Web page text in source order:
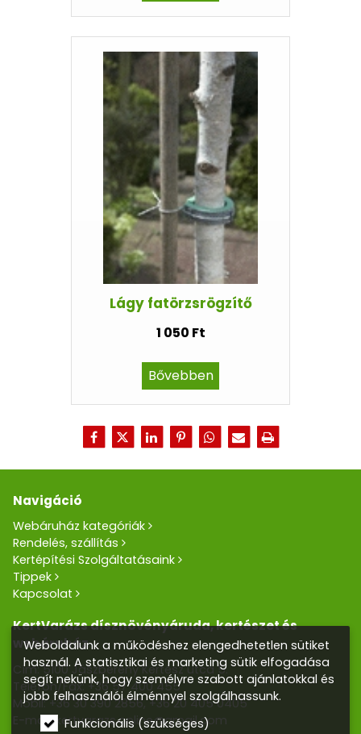
Lágy fatörzsrögzítő
1 050 Ft
Bővebben
Navigáció
Webáruház kategóriák
Rendelés, szállítás
Kertépítési Szolgáltatásaink
Tippek
Kapcsolat
KertVarázs dísznövényáruda, kertészet és
webáruház
Cím: 5100 Jászberény Kertész utca 5.
Telefon/Fax: +36 57 400 455
Mobil:+36 30 390 2856,+36 20 405 0405
E-mail:kertvarazs.online@gmail.com
Weboldalunk a működéshez elengedhetetlen sütiket
használ. A statisztikai és marketing sütik elfogadása
segít nekünk, hogy személyre szabott ajánlatokkal és
jobb felhasználói élménnyel szolgálhassunk.
Funkcionális (szükséges)